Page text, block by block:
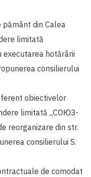
pământ din Calea
limitată
executarea hotărârii
consilierului
obiectivelor
limitată „СОЮЗ-
reorganizare din str.
consilierului S.
de comodat